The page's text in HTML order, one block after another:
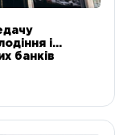
і
банків